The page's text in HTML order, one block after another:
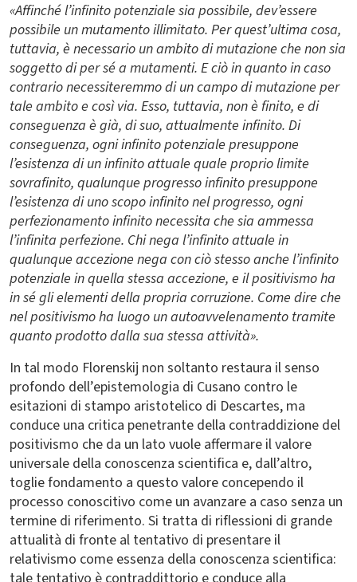
«Affinché l’infinito potenziale sia possibile, dev’essere
possibile un mutamento illimitato. Per quest’ultima cosa,
tuttavia, è necessario un ambito di mutazione che non sia
soggetto di per sé a mutamenti. E ciò in quanto in caso
contrario necessiteremmo di un campo di mutazione per
tale ambito e così via. Esso, tuttavia, non è finito, e di
conseguenza è già, di suo, attualmente infinito. Di
conseguenza, ogni infinito potenziale presuppone
l’esistenza di un infinito attuale quale proprio limite
sovrafinito, qualunque progresso infinito presuppone
l’esistenza di uno scopo infinito nel progresso, ogni
perfezionamento infinito necessita che sia ammessa
l’infinita perfezione. Chi nega l’infinito attuale in
qualunque accezione nega con ciò stesso anche l’infinito
potenziale in quella stessa accezione, e il positivismo ha
in sé gli elementi della propria corruzione. Come dire che
nel positivismo ha luogo un autoavvelenamento tramite
quanto prodotto dalla sua stessa attività».
In tal modo Florenskij non soltanto restaura il senso
profondo dell’epistemologia di Cusano contro le
esitazioni di stampo aristotelico di Descartes, ma
conduce una critica penetrante della contraddizione del
positivismo che da un lato vuole affermare il valore
universale della conoscenza scientifica e, dall’altro,
toglie fondamento a questo valore concependo il
processo conoscitivo come un avanzare a caso senza un
termine di riferimento. Si tratta di riflessioni di grande
attualità di fronte al tentativo di presentare il
relativismo come essenza della conoscenza scientifica: